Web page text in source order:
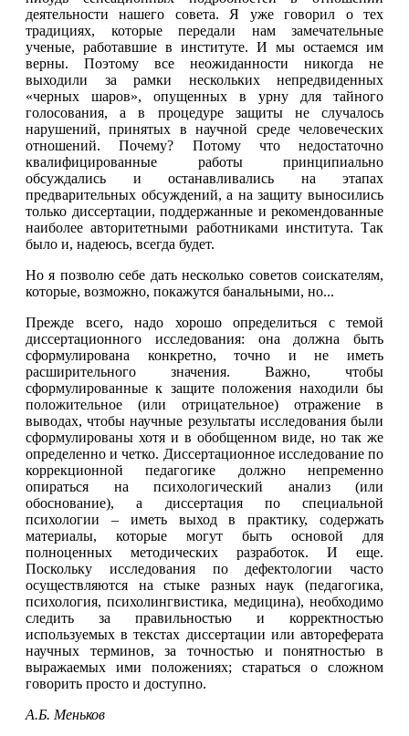
деятельности нашего совета. Я уже говорил о тех
традициях, которые передали нам замечательные
ученые, работавшие в институте. И мы остаемся им
верны. Поэтому все неожиданности никогда не
выходили за рамки нескольких непредвиденных
«черных шаров», опущенных в урну для тайного
голосования, а в процедуре защиты не случалось
нарушений, принятых в научной среде человеческих
отношений. Почему? Потому что недостаточно
квалифицированные работы принципиально
обсуждались и останавливались на этапах
предварительных обсуждений, а на защиту выносились
только диссертации, поддержанные и рекомендованные
наиболее авторитетными работниками института. Так
было и, надеюсь, всегда будет.
Но я позволю себе дать несколько советов соискателям,
которые, возможно, покажутся банальными, но...
Прежде всего, надо хорошо определиться с темой
диссертационного исследования: она должна быть
сформулирована конкретно, точно и не иметь
расширительного значения. Важно, чтобы
сформулированные к защите положения находили бы
положительное (или отрицательное) отражение в
выводах, чтобы научные результаты исследования были
сформулированы хотя и в обобщенном виде, но так же
определенно и четко. Диссертационное исследование по
коррекционной педагогике должно непременно
опираться на психологический анализ (или
обоснование), а диссертация по специальной
психологии – иметь выход в практику, содержать
материалы, которые могут быть основой для
полноценных методических разработок. И еще.
Поскольку исследования по дефектологии часто
осуществляются на стыке разных наук (педагогика,
психология, психолингвистика, медицина), необходимо
следить за правильностью и корректностью
используемых в текстах диссертации или автореферата
научных терминов, за точностью и понятностью в
выражаемых ими положениях; стараться о сложном
говорить просто и доступно.
А.Б. Меньков